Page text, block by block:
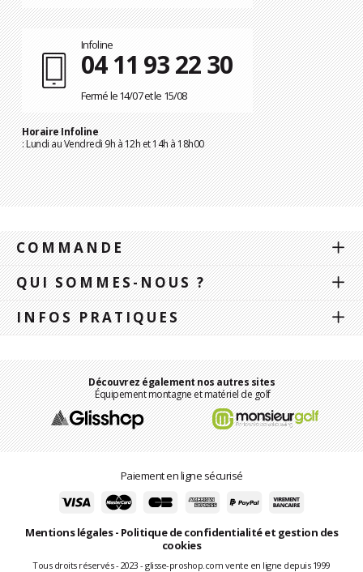
Infoline
04 11 93 22 30
Fermé le 14/07 et le 15/08
Horaire Infoline
: Lundi au Vendredi 9h à 12h et 14h à 18h00
COMMANDE
QUI SOMMES-NOUS ?
INFOS PRATIQUES
Découvrez également nos autres sites
Équipement montagne et matériel de golf
Paiement en ligne sécurisé
Mentions légales- Politique de confidentialité et gestion des
cookies
Tous droits réservés - 2023 - glisse-proshop.com vente en ligne depuis 1999